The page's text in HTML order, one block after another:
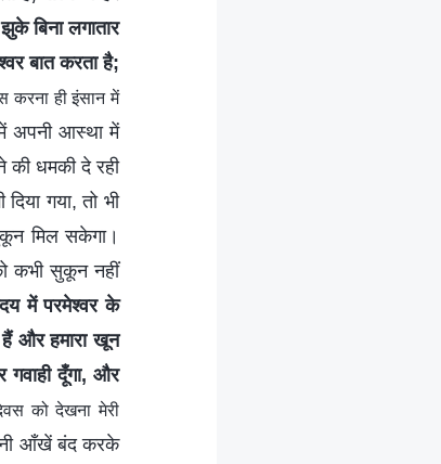
बिना लगातार
बात करता है;
ही इंसान में
अपनी आस्था में
की धमकी दे रही
गया, तो भी
मिल सकेगा।
कभी सुकून नहीं
में परमेश्वर के
और हमारा खून
दूँगा, और
को देखना मेरी
आँखें बंद करके